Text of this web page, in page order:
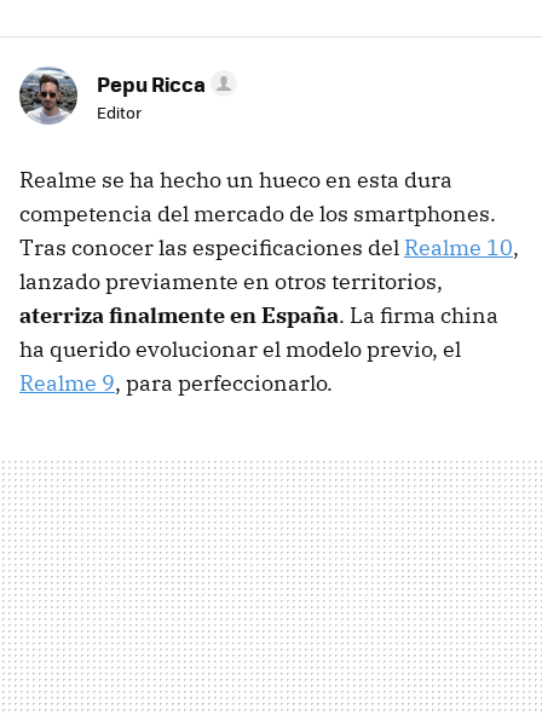
Pepu Ricca
Editor
Realme se ha hecho un hueco en esta dura
competencia del mercado de los smartphones.
Tras conocer las especificaciones del Realme 10,
lanzado previamente en otros territorios,
aterriza finalmente en España. La firma china
ha querido evolucionar el modelo previo, el
Realme 9, para perfeccionarlo.